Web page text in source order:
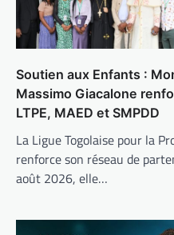
Soutien aux Enfants :
Massimo Giacalone
LTPE, MAED et SMPDD
La Ligue Togolaise pour la
renforce son réseau de
août 2026, elle…